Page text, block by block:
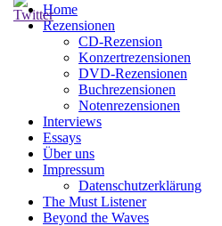
Home
Rezensionen
CD-Rezension
Konzertrezensionen
DVD-Rezensionen
Buchrezensionen
Notenrezensionen
Interviews
Essays
Über uns
Impressum
Datenschutzerklärung
The Must Listener
Beyond the Waves